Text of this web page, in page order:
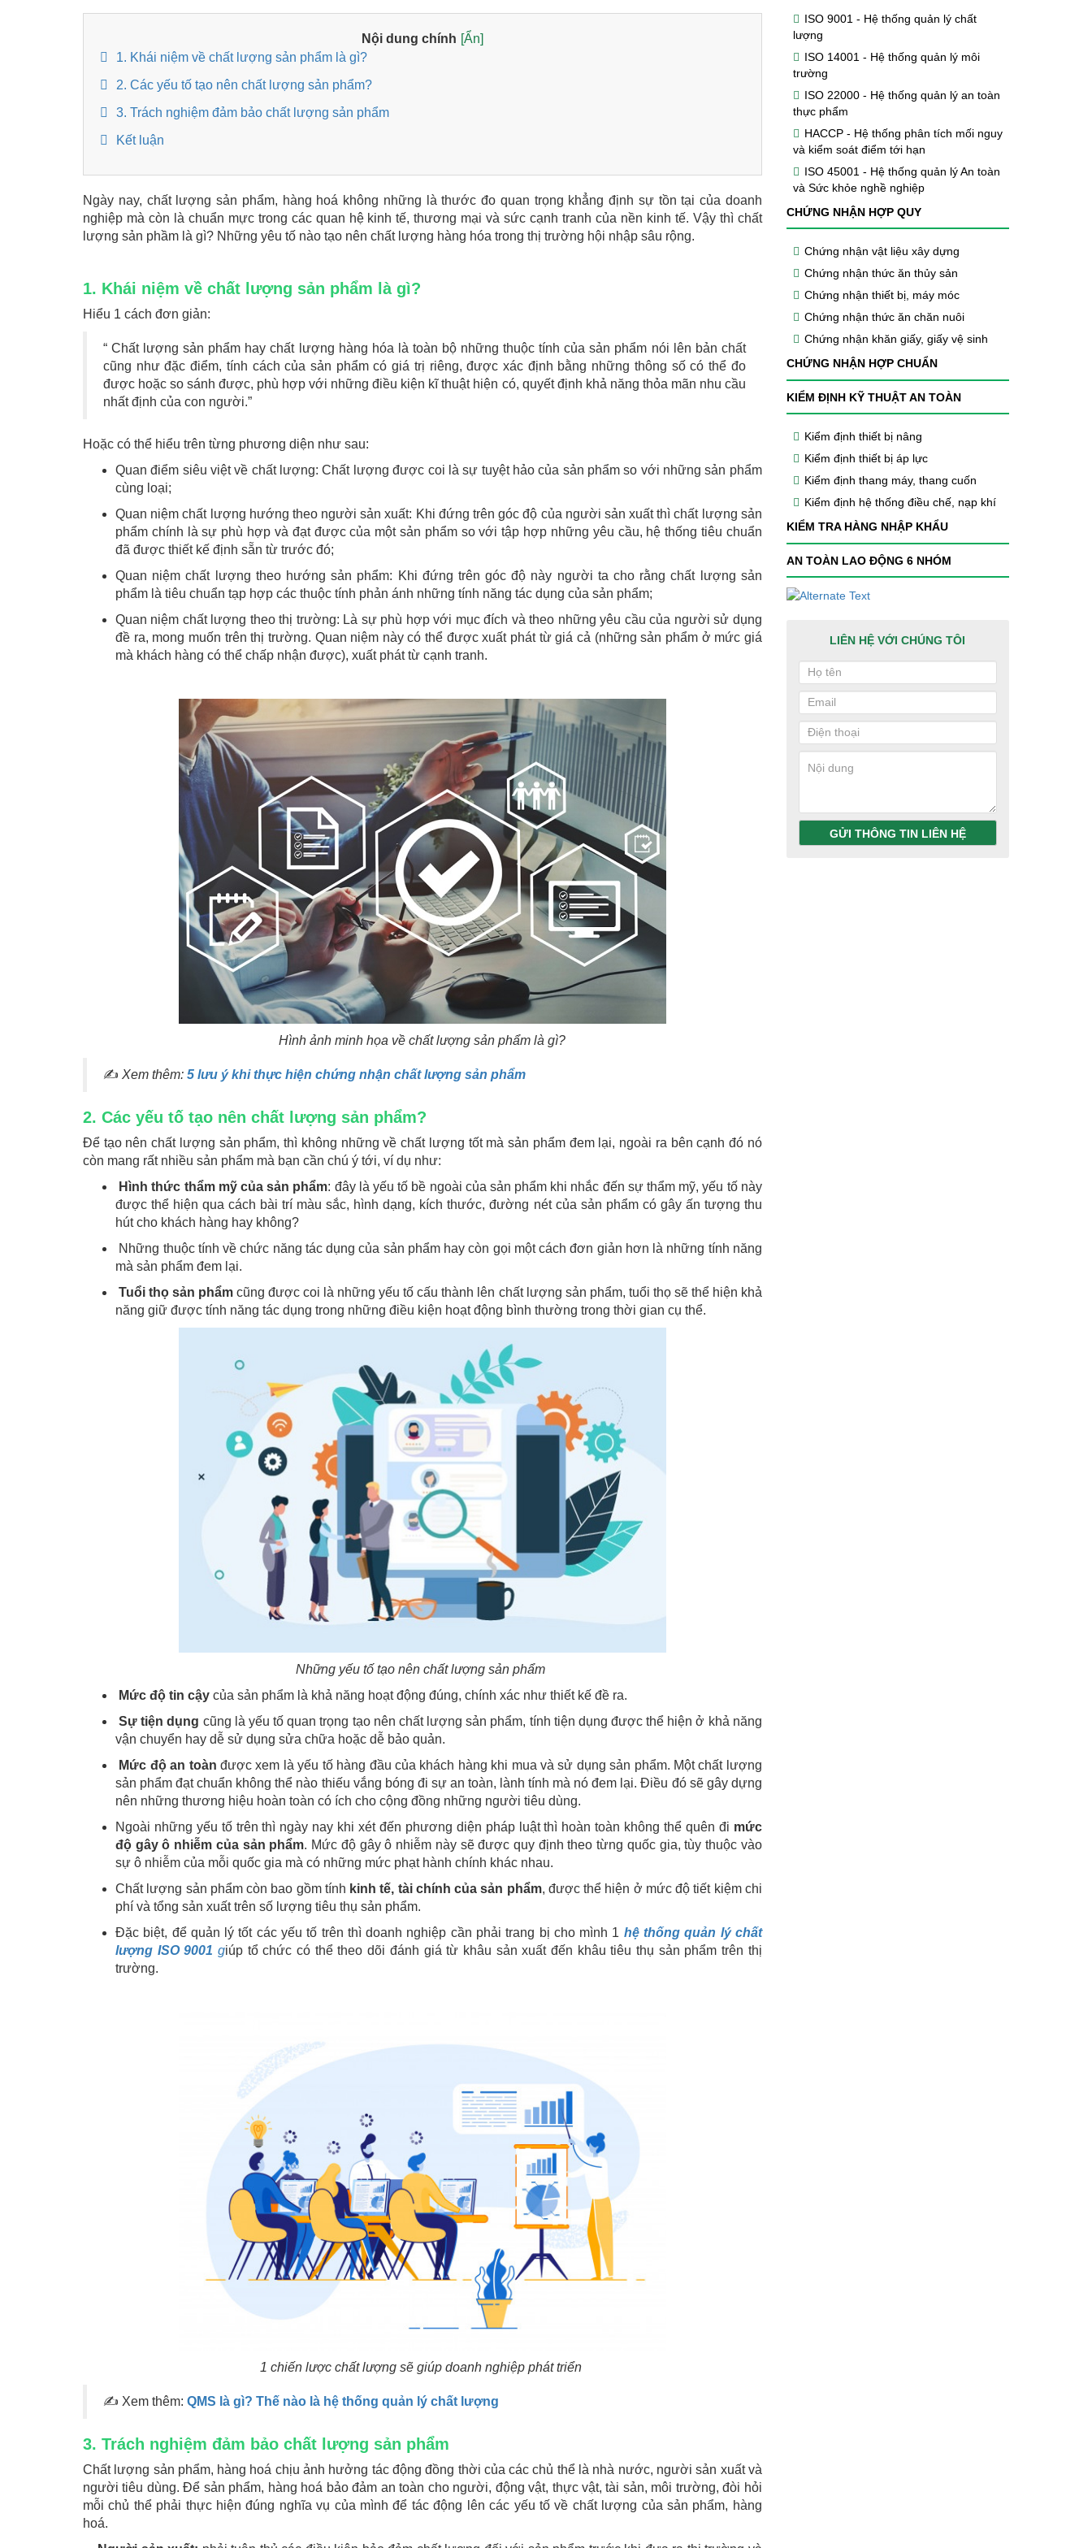
Nội dung chính [Ẩn]
1. Khái niệm về chất lượng sản phẩm là gì?
2. Các yếu tố tạo nên chất lượng sản phẩm?
3. Trách nghiệm đảm bảo chất lượng sản phẩm
Kết luận
Ngày nay, chất lượng sản phẩm, hàng hoá không những là thước đo quan trọng khẳng định sự tồn tại của doanh
nghiệp mà còn là chuẩn mực trong các quan hệ kinh tế, thương mại và sức cạnh tranh của nền kinh tế. Vậy thì chất
lượng sản phầm là gì? Những yêu tố nào tạo nên chất lượng hàng hóa trong thị trường hội nhập sâu rộng.
1. Khái niệm về chất lượng sản phẩm là gì?
Hiểu 1 cách đơn giản:
“ Chất lượng sản phẩm hay chất lượng hàng hóa là toàn bộ những thuộc tính của sản phẩm nói lên bản chất
cũng như đặc điểm, tính cách của sản phẩm có giá trị riêng, được xác định bằng những thông số có thể đo
được hoặc so sánh được, phù hợp với những điều kiện kĩ thuật hiện có, quyết định khả năng thỏa mãn nhu cầu
nhất định của con người.”
Hoặc có thể hiểu trên từng phương diện như sau:
Quan điểm siêu việt về chất lượng: Chất lượng được coi là sự tuyệt hảo của sản phẩm so với những sản phẩm
cùng loại;
Quan niệm chất lượng hướng theo người sản xuất: Khi đứng trên góc độ của người sản xuất thì chất lượng sản
phẩm chính là sự phù hợp và đạt được của một sản phẩm so với tập hợp những yêu cầu, hệ thống tiêu chuẩn
đã được thiết kế định sẵn từ trước đó;
Quan niệm chất lượng theo hướng sản phẩm: Khi đứng trên góc độ này người ta cho rằng chất lượng sản
phẩm là tiêu chuẩn tạp hợp các thuộc tính phản ánh những tính năng tác dụng của sản phẩm;
Quan niệm chất lượng theo thị trường: Là sự phù hợp với mục đích và theo những yêu cầu của người sử dụng
đề ra, mong muốn trên thị trường. Quan niệm này có thể được xuất phát từ giá cả (những sản phẩm ở mức giá
mà khách hàng có thể chấp nhận được), xuất phát từ cạnh tranh.
Hình ảnh minh họa về chất lượng sản phẩm là gì?
✍ Xem thêm: 5 lưu ý khi thực hiện chứng nhận chất lượng sản phẩm
2. Các yếu tố tạo nên chất lượng sản phẩm?
Để tạo nên chất lượng sản phẩm, thì không những về chất lượng tốt mà sản phẩm đem lại, ngoài ra bên cạnh đó nó
còn mang rất nhiều sản phẩm mà bạn cần chú ý tới, ví dụ như:
Hình thức thẩm mỹ của sản phẩm: đây là yếu tố bề ngoài của sản phẩm khi nhắc đến sự thẩm mỹ, yếu tố này
được thể hiện qua cách bài trí màu sắc, hình dạng, kích thước, đường nét của sản phẩm có gây ấn tượng thu
hút cho khách hàng hay không?
Những thuộc tính về chức năng tác dụng của sản phẩm hay còn gọi một cách đơn giản hơn là những tính năng
mà sản phẩm đem lại.
Tuổi thọ sản phẩm cũng được coi là những yếu tố cấu thành lên chất lượng sản phẩm, tuổi thọ sẽ thể hiện khả
năng giữ được tính năng tác dụng trong những điều kiện hoạt động bình thường trong thời gian cụ thể.
Những yếu tố tạo nên chất lượng sản phẩm
Mức độ tin cậy của sản phẩm là khả năng hoạt động đúng, chính xác như thiết kế đề ra.
Sự tiện dụng cũng là yếu tố quan trọng tạo nên chất lượng sản phẩm, tính tiện dụng được thể hiện ở khả năng
vận chuyển hay dễ sử dụng sửa chữa hoặc dễ bảo quản.
Mức độ an toàn được xem là yếu tố hàng đầu của khách hàng khi mua và sử dụng sản phẩm. Một chất lượng
sản phẩm đạt chuẩn không thể nào thiếu vắng bóng đi sự an toàn, lành tính mà nó đem lại. Điều đó sẽ gây dựng
nên những thương hiệu hoàn toàn có ích cho cộng đồng những người tiêu dùng.
Ngoài những yếu tố trên thì ngày nay khi xét đến phương diện pháp luật thì hoàn toàn không thể quên đi mức
độ gây ô nhiễm của sản phẩm. Mức độ gây ô nhiễm này sẽ được quy định theo từng quốc gia, tùy thuộc vào
sự ô nhiễm của mỗi quốc gia mà có những mức phạt hành chính khác nhau.
Chất lượng sản phẩm còn bao gồm tính kinh tế, tài chính của sản phẩm, được thể hiện ở mức độ tiết kiệm chi
phí và tổng sản xuất trên số lượng tiêu thụ sản phẩm.
Đặc biệt, để quản lý tốt các yếu tố trên thì doanh nghiệp cần phải trang bị cho mình 1 hệ thống quản lý chất
lượng ISO 9001 giúp tổ chức có thể theo dõi đánh giá từ khâu sản xuất đến khâu tiêu thụ sản phẩm trên thị
trường.
1 chiến lược chất lượng sẽ giúp doanh nghiệp phát triển
✍ Xem thêm: QMS là gì? Thế nào là hệ thống quản lý chất lượng
3. Trách nghiệm đảm bảo chất lượng sản phẩm
Chất lượng sản phẩm, hàng hoá chịu ảnh hưởng tác động đồng thời của các chủ thể là nhà nước, người sản xuất và
người tiêu dùng. Để sản phẩm, hàng hoá bảo đảm an toàn cho người, động vật, thực vật, tài sản, môi trường, đòi hỏi
mỗi chủ thể phải thực hiện đúng nghĩa vụ của mình để tác động lên các yếu tố về chất lượng của sản phẩm, hàng
hoá.
ISO 9001 - Hệ thống quản lý chất
lượng
ISO 14001 - Hệ thống quản lý môi
trường
ISO 22000 - Hệ thống quản lý an toàn
thực phẩm
HACCP - Hệ thống phân tích mối nguy
và kiểm soát điểm tới hạn
ISO 45001 - Hệ thống quản lý An toàn
và Sức khỏe nghề nghiệp
CHỨNG NHẬN HỢP QUY
Chứng nhận vật liệu xây dựng
Chứng nhận thức ăn thủy sản
Chứng nhận thiết bị, máy móc
Chứng nhận thức ăn chăn nuôi
Chứng nhận khăn giấy, giấy vệ sinh
CHỨNG NHẬN HỢP CHUẨN
KIỂM ĐỊNH KỸ THUẬT AN TOÀN
Kiểm định thiết bị nâng
Kiểm định thiết bị áp lực
Kiểm định thang máy, thang cuốn
Kiểm định hệ thống điều chế, nạp khí
KIỂM TRA HÀNG NHẬP KHẨU
AN TOÀN LAO ĐỘNG 6 NHÓM
LIÊN HỆ VỚI CHÚNG TÔI
GỬI THÔNG TIN LIÊN HỆ